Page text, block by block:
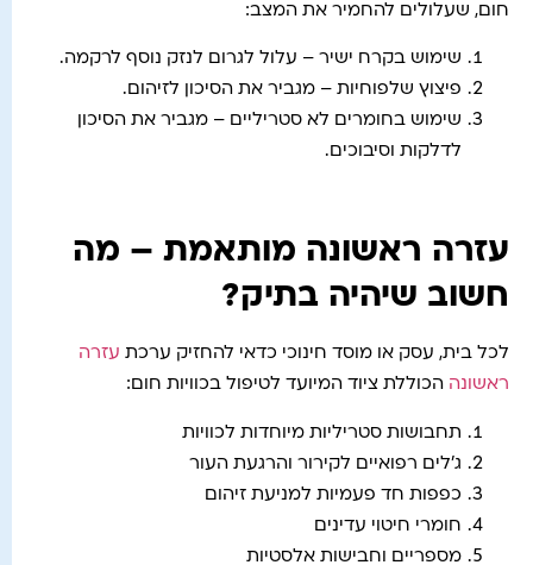
חום, שעלולים להחמיר את המצב:
שימוש בקרח ישיר – עלול לגרום לנזק נוסף לרקמה.
פיצוץ שלפוחיות – מגביר את הסיכון לזיהום.
שימוש בחומרים לא סטריליים – מגביר את הסיכון
לדלקות וסיבוכים.
עזרה ראשונה מותאמת – מה
חשוב שיהיה בתיק?
לכל בית, עסק או מוסד חינוכי כדאי להחזיק ערכת עזרה
ראשונה הכוללת ציוד המיועד לטיפול בכוויות חום:
תחבושות סטריליות מיוחדות לכוויות
ג'לים רפואיים לקירור והרגעת העור
כפפות חד פעמיות למניעת זיהום
חומרי חיטוי עדינים
מספריים וחבישות אלסטיות